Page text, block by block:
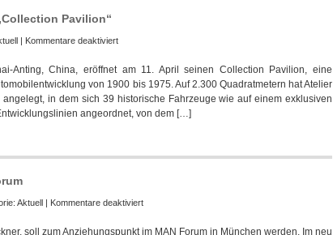
Pavilion“
| Kommentare deaktiviertfür
Auto
Museum
eröffnet
„Collection
Anting, China, eröffnet am 11. April seinen Collection Pavilion, eine
von 1900 bis 1975. Auf 2.300 Quadratmetern hat Atelier
in dem sich 39 historische Fahrzeuge wie auf einem exklusiven
angeordnet, von dem […]
Aktuell | Kommentare deaktiviertfür
Brückner
soll zum Anziehungspunkt im MAN Forum in München werden. Im neu